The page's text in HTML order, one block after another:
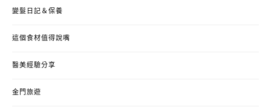
變髮日記＆保養
這個食材值得說嘴
醫美經驗分享
金門旅遊